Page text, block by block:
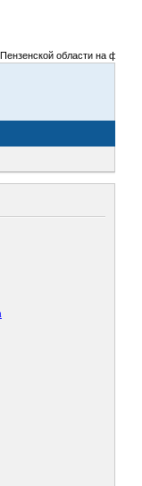
области на фронты